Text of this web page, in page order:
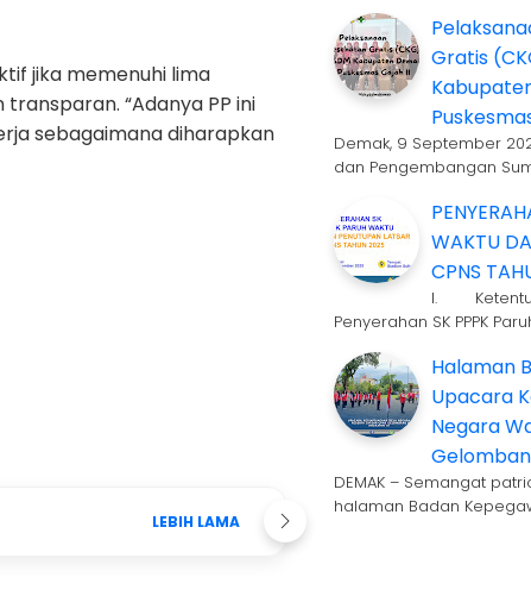
jika memenuhi lima
“Adanya PP ini
sebagaimana diharapkan
LEBIH LAMA
Gratis
Demak, 9 September
dan Pengembangan
WAKTU
CPNS
I.
Penyerahan SK
Halaman
Upacara
Negara
DEMAK – Semangat
halaman Badan